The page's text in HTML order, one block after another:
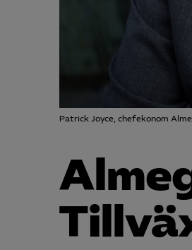
Patrick Joyce, chefekonom